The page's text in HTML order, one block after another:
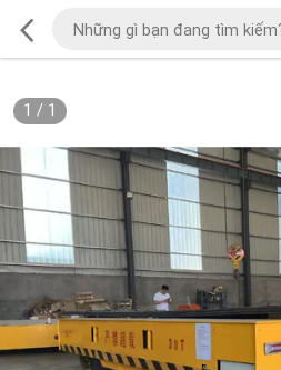
1 / 1